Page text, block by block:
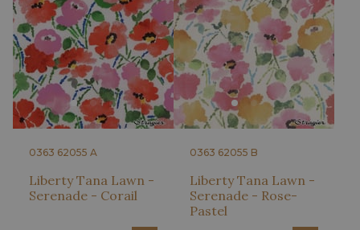
0363 62055 A
Liberty Tana Lawn -
Serenade - Corail
0363 62055 B
Liberty Tana Lawn -
Serenade - Rose-
Pastel